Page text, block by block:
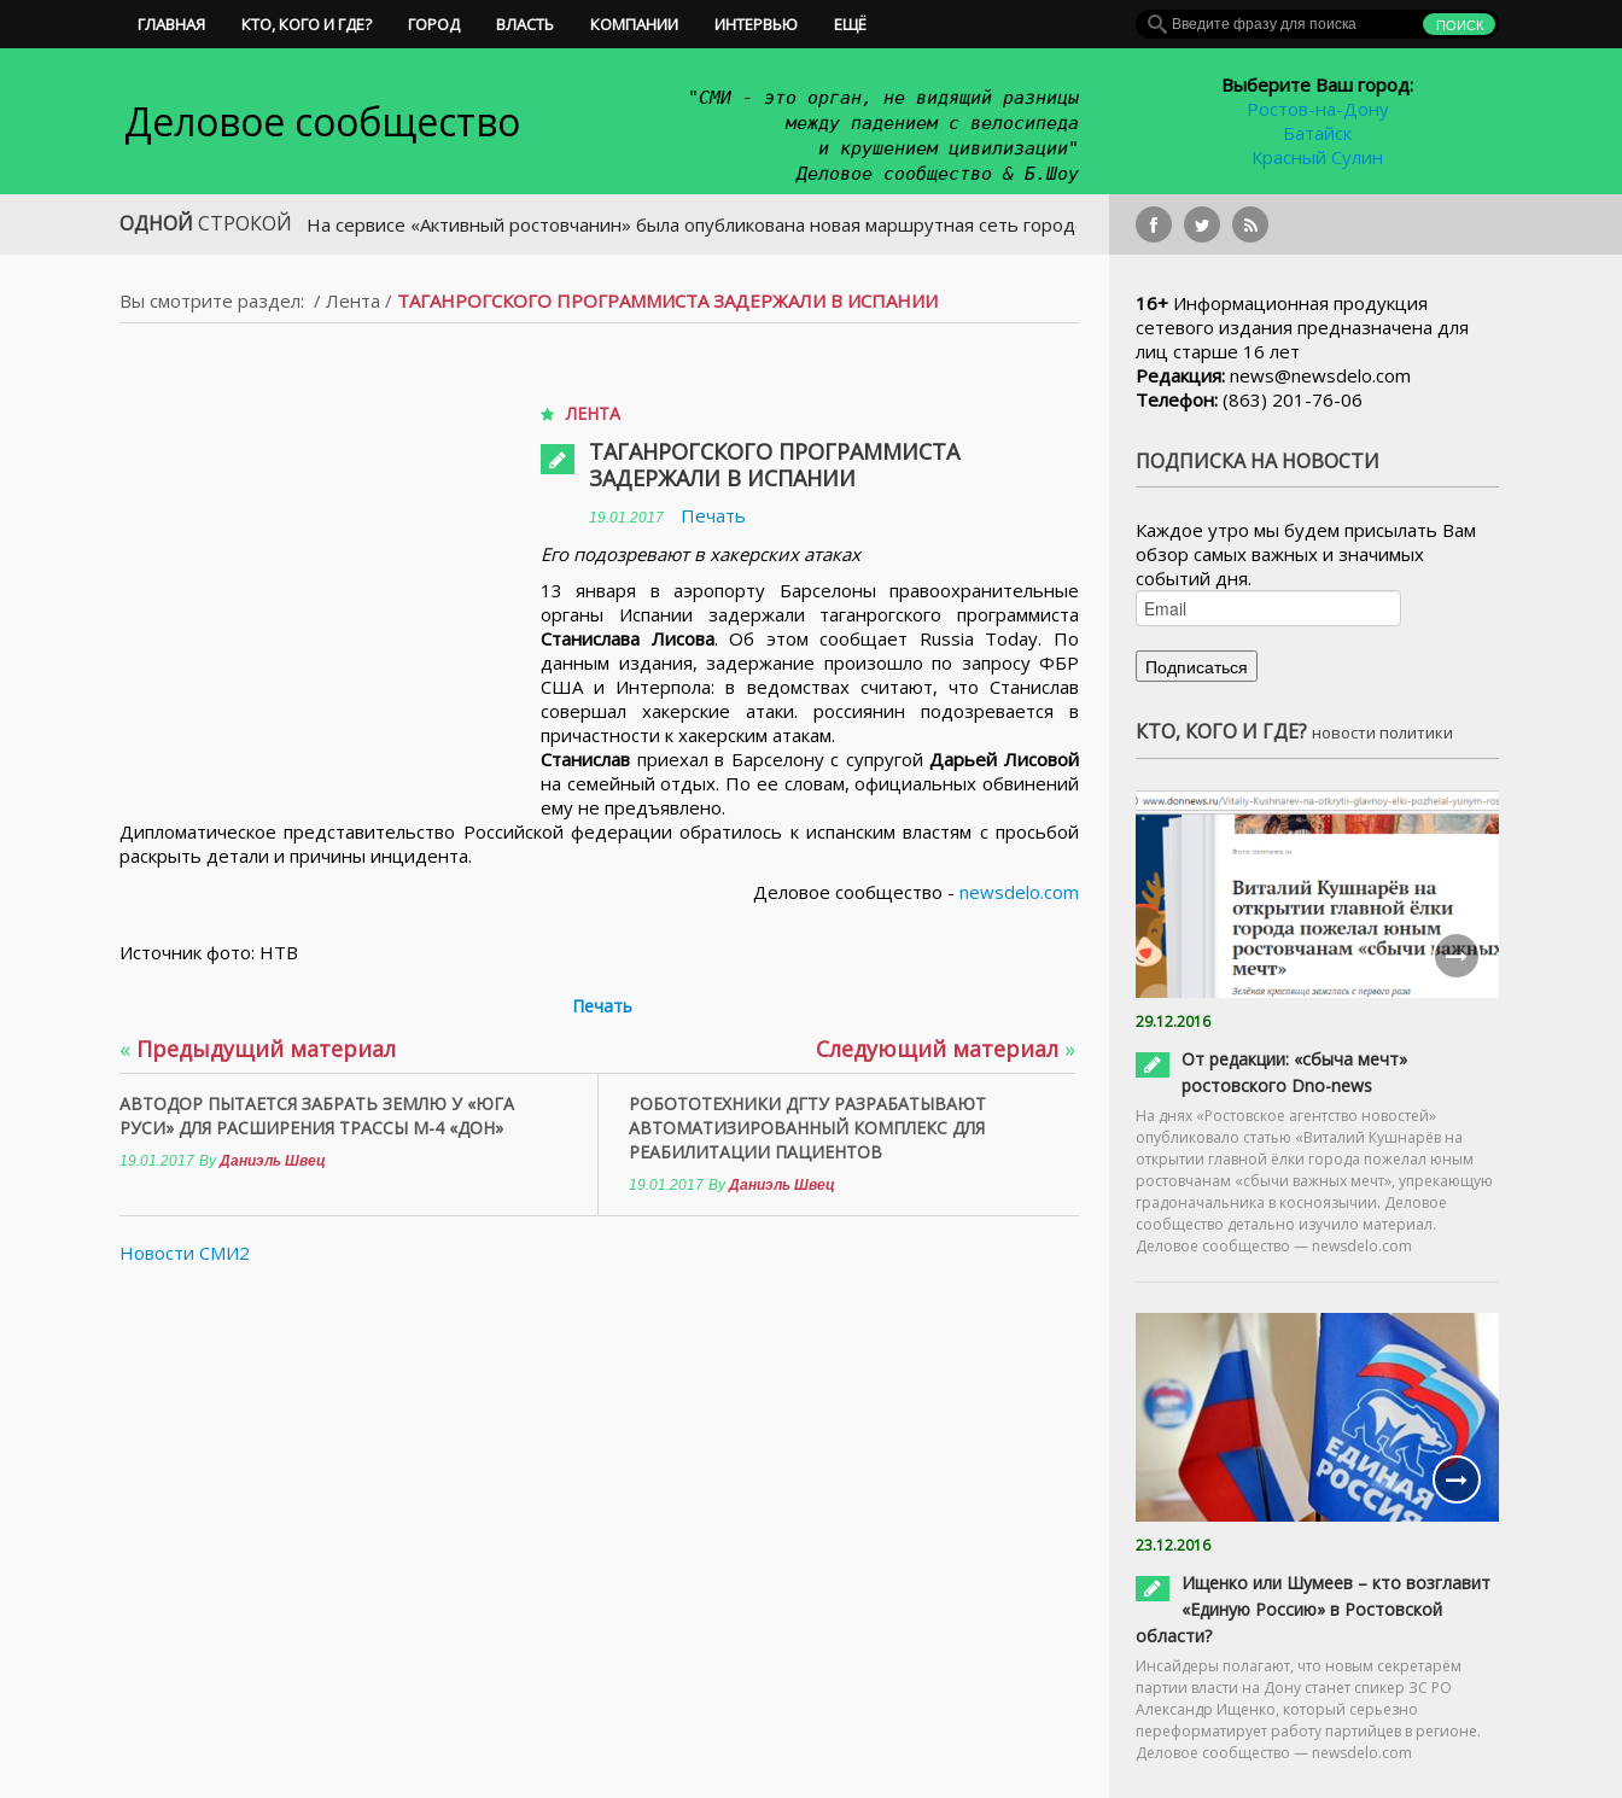
ГЛАВНАЯ КТО, КОГО И ГДЕ? ГОРОД ВЛАСТЬ КОМПАНИИ ИНТЕРВЬЮ ЕЩЁ
Деловое сообщество
"СМИ - это орган, не видящий разницы
между падением с велосипеда
и крушением цивилизации"
Деловое сообщество & Б.Шоу
Выберите Ваш город:
Ростов-на-Дону
Батайск
Красный Сулин
ОДНОЙ СТРОКОЙ
На сервисе «Активный ростовчанин» была опубликована новая маршрутная сеть городского транспорта
Вы смотрите раздел: / Лента / ТАГАНРОГСКОГО ПРОГРАММИСТА ЗАДЕРЖАЛИ В ИСПАНИИ
ЛЕНТА
ТАГАНРОГСКОГО ПРОГРАММИСТА
ЗАДЕРЖАЛИ В ИСПАНИИ
19.01.2017
Печать
Его подозревают в хакерских атаках
13 января в аэропорту Барселоны правоохранительные
органы Испании задержали таганрогского программиста
Станислава Лисова. Об этом сообщает Russia Today. По
данным издания, задержание произошло по запросу ФБР
США и Интерпола: в ведомствах считают, что Станислав
совершал хакерские атаки. россиянин подозревается в
причастности к хакерским атакам.
Станислав приехал в Барселону с супругойДарьей Лисовой
на семейный отдых. По ее словам, официальных обвинений
ему не предъявлено.
Дипломатическое представительство Российской федерации обратилось к испанским властям с просьбой
раскрыть детали и причины инцидента.
Деловое сообщество - newsdelo.com
Источник фото: НТВ
Печать
« Предыдущий материал
АВТОДОР ПЫТАЕТСЯ ЗАБРАТЬ ЗЕМЛЮ У «ЮГА
РУСИ» ДЛЯ РАСШИРЕНИЯ ТРАССЫ М-4 «ДОН»
19.01.2017 ByДаниэль Швец
Следующий материал »
РОБОТОТЕХНИКИ ДГТУ РАЗРАБАТЫВАЮТ
АВТОМАТИЗИРОВАННЫЙ КОМПЛЕКС ДЛЯ
РЕАБИЛИТАЦИИ ПАЦИЕНТОВ
19.01.2017 ByДаниэль Швец
Новости СМИ2
16+ Информационная продукция
сетевого издания предназначена для
лиц старше 16 лет
Редакция: news@newsdelo.com
Телефон: (863) 201-76-06
ПОДПИСКА НА НОВОСТИ
Каждое утро мы будем присылать Вам
обзор самых важных и значимых
событий дня.
КТО, КОГО И ГДЕ? новости политики
29.12.2016
От редакции: «сбыча мечт»
ростовского Dno-news
На днях «Ростовское агентство новостей»
опубликовало статью «Виталий Кушнарёв на
открытии главной ёлки города пожелал юным
ростовчанам «сбычи важных мечт», упрекающую
градоначальника в косноязычии. Деловое
сообщество детально изучило материал.
Деловое сообщество — newsdelo.com
23.12.2016
Ищенко или Шумеев – кто возглавит
«Единую Россию» в Ростовской
области?
Инсайдеры полагают, что новым секретарём
партии власти на Дону станет спикер ЗС РО
Александр Ищенко, который серьезно
переформатирует работу партийцев в регионе.
Деловое сообщество — newsdelo.com